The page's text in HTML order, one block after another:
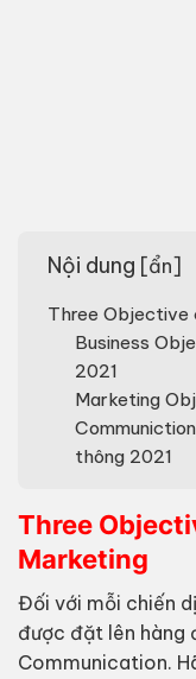
Nội dung [ẩn]
Three Objective
Business
2021
Marketing
thông 2021
Three
Marketing
Đối với mỗi chiến
được đặt lên hàng
Communication.